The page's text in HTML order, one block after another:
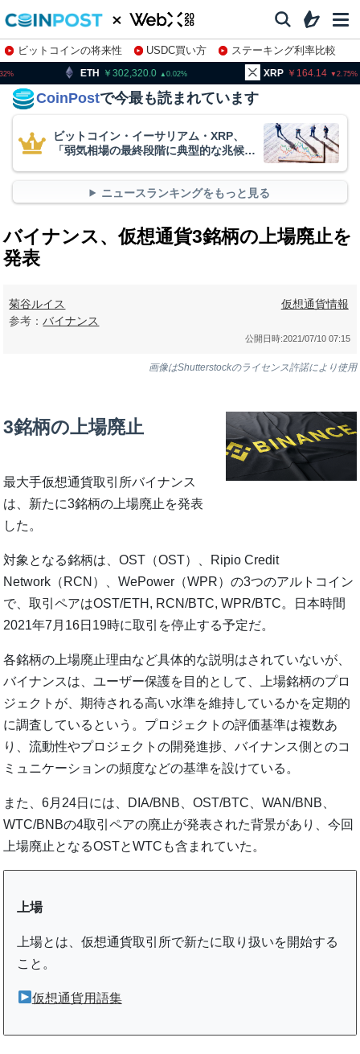
ビットコインの将来性 USDC買い方
ステーキング利率比較
株特集・関連銘柄
0.02 XRP 2.75 BNB
CoinPostで今最も読まれています
ビットコイン・イーサリアム・XRP、
「弱気相場の最終段階に典型的な兆候」
ニュースランキングをもっと見る
バイナンス、仮想通貨3銘柄の上場廃止を
発表
菊谷ルイス
参考：バイナンス
仮想通貨情報
公開日時:2021/07/10 07:15
画像はShutterstockのライセンス許諾により使用
3銘柄の上場廃止
最大手仮想通貨取引所バイナンス
は、新たに3銘柄の上場廃止を発表
した。
対象となる銘柄は、OST（OST）、Ripio Credit
Network（RCN）、WePower（WPR）の3つのアルトコイン
で、取引ペアはOST/ETH, RCN/BTC, WPR/BTC。日本時間
2021年7月16日19時に取引を停止する予定だ。
各銘柄の上場廃止理由など具体的な説明はされていないが、
バイナンスは、ユーザー保護を目的として、上場銘柄のプロ
ジェクトが、期待される高い水準を維持しているかを定期的
に調査しているという。プロジェクトの評価基準は複数あ
り、流動性やプロジェクトの開発進捗、バイナンス側とのコ
ミュニケーションの頻度などの基準を設けている。
また、6月24日には、DIA/BNB、OST/BTC、WAN/BNB、
WTC/BNBの4取引ペアの廃止が発表された背景があり、今回
上場廃止となるOSTとWTCも含まれていた。
上場
上場とは、仮想通貨取引所で新たに取り扱いを開始する
こと。
仮想通貨用語集